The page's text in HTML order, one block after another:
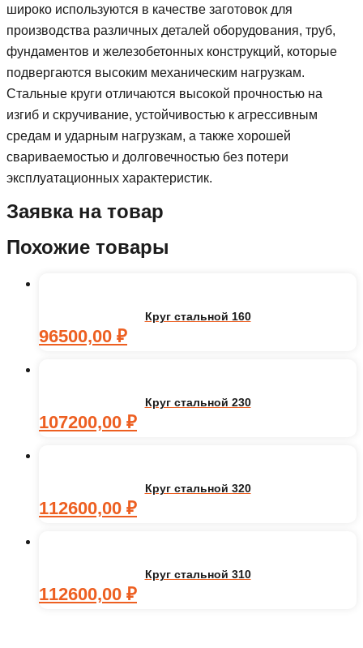
широко используются в качестве заготовок для
производства различных деталей оборудования, труб,
фундаментов и железобетонных конструкций, которые
подвергаются высоким механическим нагрузкам.
Стальные круги отличаются высокой прочностью на
изгиб и скручивание, устойчивостью к агрессивным
средам и ударным нагрузкам, а также хорошей
свариваемостью и долговечностью без потери
эксплуатационных характеристик.
Заявка на товар
Похожие товары
Круг стальной 160
96500,00 ₽
Круг стальной 230
107200,00 ₽
Круг стальной 320
112600,00 ₽
Круг стальной 310
112600,00 ₽